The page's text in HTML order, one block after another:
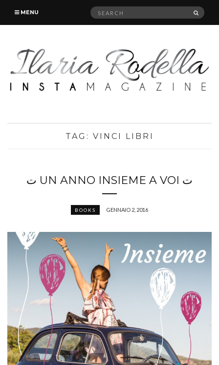
MENU
Search
TAG: VINCI LIBRI
ﺕ UN ANNO INSIEME A VOI ﺕ
BOOKS GENNAIO 2, 2016